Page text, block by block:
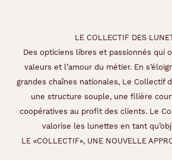
LE COLLECTIF DES
Des opticiens libres et passionnés qui
valeurs et l’amour du métier. En
grandes chaînes nationales, Le Collectif
une structure souple, une filière
coopératives au profit des clients. Le
valorise les lunettes en tant
LE «COLLECTIF», UNE NOUVELLE